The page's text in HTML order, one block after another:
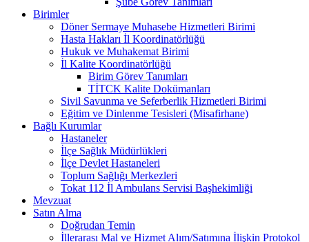
Birimler
Döner Sermaye Muhasebe Hizmetleri Birimi
Hasta Hakları İl Koordinatörlüğü
Hukuk ve Muhakemat Birimi
İl Kalite Koordinatörlüğü
Birim Görev Tanımları
TİTCK Kalite Dokümanları
Sivil Savunma ve Seferberlik Hizmetleri Birimi
Eğitim ve Dinlenme Tesisleri (Misafirhane)
Bağlı Kurumlar
Hastaneler
İlçe Sağlık Müdürlükleri
İlçe Devlet Hastaneleri
Toplum Sağlığı Merkezleri
Tokat 112 İl Ambulans Servisi Başhekimliği
Mevzuat
Satın Alma
Doğrudan Temin
İllerarası Mal ve Hizmet Alım/Satımına İlişkin Protokol